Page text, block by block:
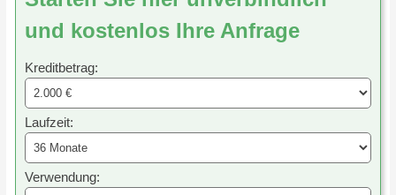
und kostenlos Ihre Anfrage
Kreditbetrag:
Laufzeit:
Verwendung: